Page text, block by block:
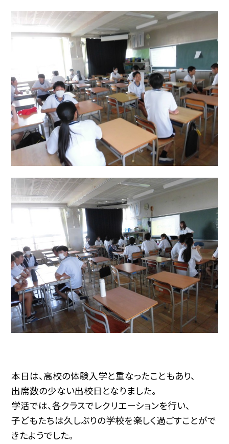
本日は、高校の体験入学と重なったこともあり、
出席数の少ない出校日となりました。
学活では、各クラスでレクリエーションを行い、
子どもたちは久しぶりの学校を楽しく過ごすことがで
きたようでした。